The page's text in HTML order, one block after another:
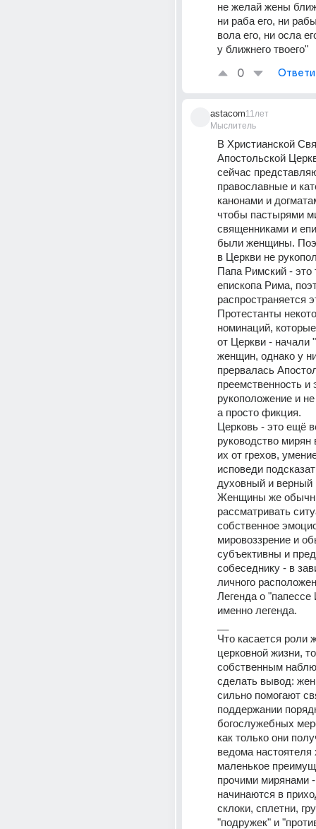
не желай жены
ни раба его, ни
вола его, ни осла
у ближнего твоего"
0
astacom
Мыслитель
11лет
В Христианской
Апостольской
сейчас
православные и
канонами и
чтобы пастырями
священниками и
были женщины.
в Церкви не
Папа Римский - это
епископа Рима,
распространяется
Протестанты
номинаций,
от Церкви - начали
женщин, однако у
прервалась
преемственность и
рукоположение и
а просто фикция.
Церковь - это ещё
руководство мирян
их от грехов,
исповеди
духовный и верный
Женщины же
рассматривать
собственное
мировоззрение и
субъективны и
собеседнику - в
личного
Легенда о "папессе
именно легенда.
Что касается роли
церковной жизни,
собственным
сделать вывод:
сильно помогают
поддержании
богослужебных
как только они
ведома настоятеля
маленькое
прочими мирянами
начинаются в
склоки, сплетни,
"подружек" и